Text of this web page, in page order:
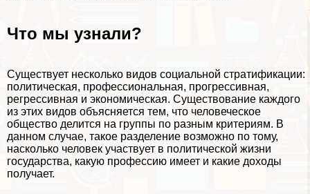
Что мы узнали?
Существует несколько видов социальной стратификации:
политическая, профессиональная, прогрессивная,
регрессивная и экономическая. Существование каждого
из этих видов объясняется тем, что человеческое
общество делится на группы по разным критериям. В
данном случае, такое разделение возможно по тому,
насколько человек участвует в политической жизни
государства, какую профессию имеет и какие доходы
получает.